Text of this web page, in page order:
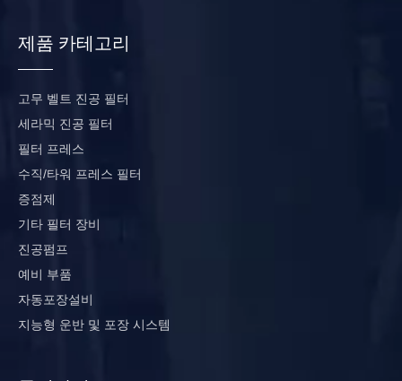
제품 카테고리
고무 벨트 진공 필터
세라믹 진공 필터
필터 프레스
수직/타워 프레스 필터
증점제
기타 필터 장비
진공펌프
예비 부품
자동포장설비
지능형 운반 및 포장 시스템